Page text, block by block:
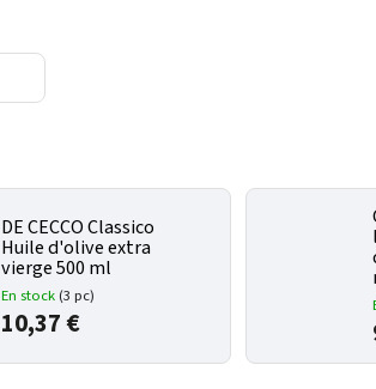
DE CECCO Classico
Huile d'olive extra
vierge 500 ml
En stock (3 pc)
10,37 €